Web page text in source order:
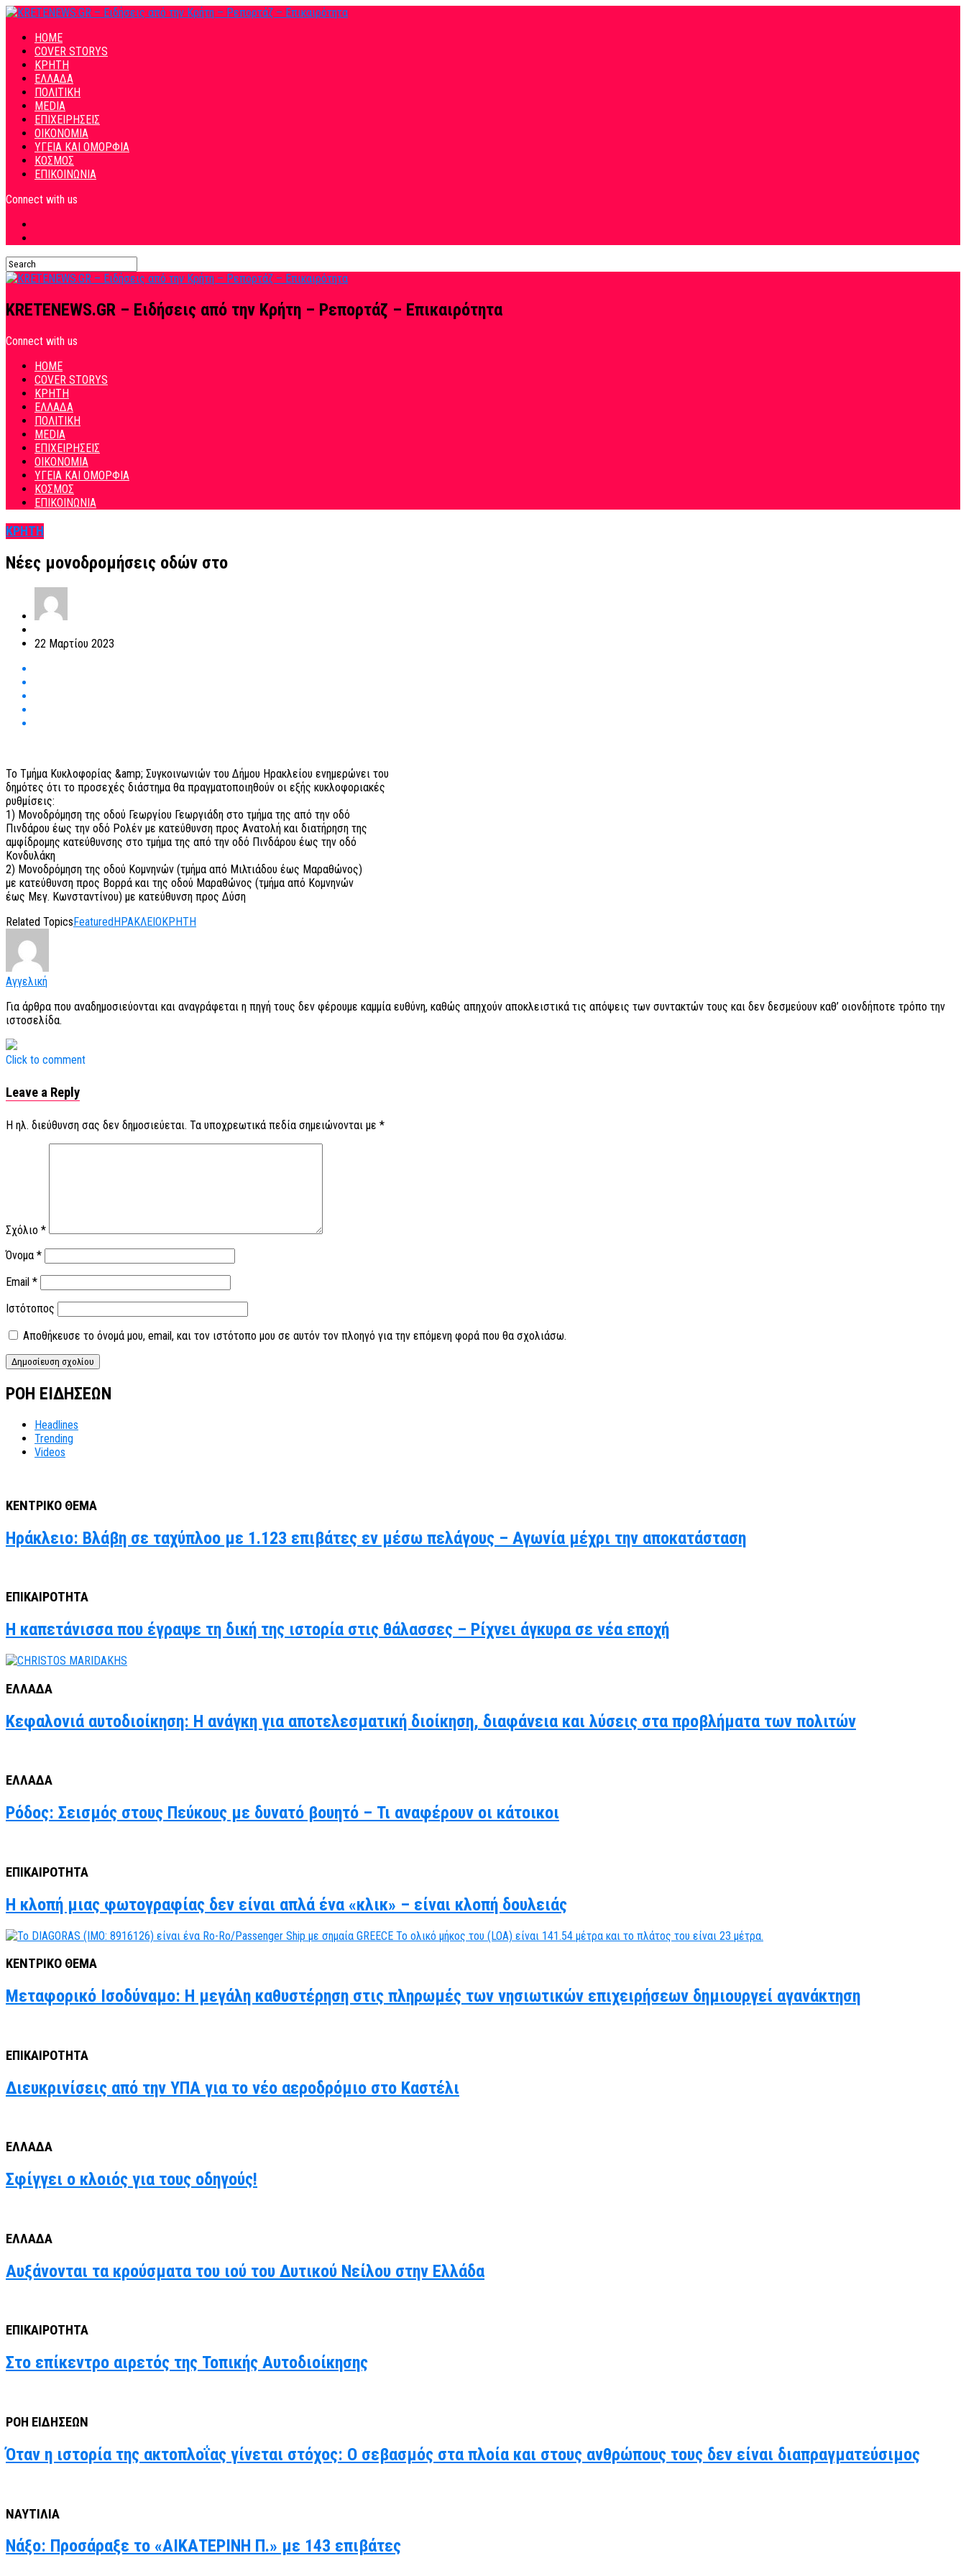
HOME
COVER STORYS
ΚΡΗΤΗ
ΕΛΛΑΔΑ
ΠΟΛΙΤΙΚΗ
MEDIA
ΕΠΙΧΕΙΡΗΣΕΙΣ
ΟΙΚΟΝΟΜΙΑ
ΥΓΕΙΑ ΚΑΙ ΟΜΟΡΦΙΑ
ΚΟΣΜΟΣ
ΕΠΙΚΟΙΝΩΝΙΑ
Connect with us
KRETENEWS.GR – Ειδήσεις από την Κρήτη – Ρεπορτάζ – Επικαιρότητα
Connect with us
HOME
COVER STORYS
ΚΡΗΤΗ
ΕΛΛΑΔΑ
ΠΟΛΙΤΙΚΗ
MEDIA
ΕΠΙΧΕΙΡΗΣΕΙΣ
ΟΙΚΟΝΟΜΙΑ
ΥΓΕΙΑ ΚΑΙ ΟΜΟΡΦΙΑ
ΚΟΣΜΟΣ
ΕΠΙΚΟΙΝΩΝΙΑ
ΚΡΗΤΗ
Νέες μονοδρομήσεις οδών στο
22 Μαρτίου 2023
Το Τμήμα Κυκλοφορίας &amp; Συγκοινωνιών του Δήμου Ηρακλείου ενημερώνει του
δημότες ότι το προσεχές διάστημα θα πραγματοποιηθούν οι εξής κυκλοφοριακές
ρυθμίσεις:
1) Μονοδρόμηση της οδού Γεωργίου Γεωργιάδη στο τμήμα της από την οδό
Πινδάρου έως την οδό Ρολέν με κατεύθυνση προς Ανατολή και διατήρηση της
αμφίδρομης κατεύθυνσης στο τμήμα της από την οδό Πινδάρου έως την οδό
Κονδυλάκη
2) Μονοδρόμηση της οδού Κομνηνών (τμήμα από Μιλτιάδου έως Μαραθώνος)
με κατεύθυνση προς Βορρά και της οδού Μαραθώνος (τμήμα από Κομνηνών
έως Μεγ. Κωνσταντίνου) με κατεύθυνση προς Δύση
Related Topics Featured ΗΡΑΚΛΕΙΟΚΡΗΤΗ
Αγγελική
Για άρθρα που αναδημοσιεύονται και αναγράφεται η πηγή τους δεν φέρουμε καμμία ευθύνη, καθώς απηχούν αποκλειστικά τις απόψεις των συντακτών τους και δεν δεσμεύουν καθ’ οιονδήποτε τρόπο την
ιστοσελίδα.
Click to comment
Leave a Reply
Η ηλ. διεύθυνση σας δεν δημοσιεύεται. Τα υποχρεωτικά πεδία σημειώνονται με *
Σχόλιο *
Όνομα *
Email *
Ιστότοπος
Αποθήκευσε το όνομά μου, email, και τον ιστότοπο μου σε αυτόν τον πλοηγό για την επόμενη φορά που θα σχολιάσω.
ΡΟΗ ΕΙΔΗΣΕΩΝ
Headlines
Trending
Videos
ΚΕΝΤΡΙΚΟ ΘΕΜΑ
Ηράκλειο: Βλάβη σε ταχύπλοο με 1.123 επιβάτες εν μέσω πελάγους – Αγωνία μέχρι την αποκατάσταση
ΕΠΙΚΑΙΡΟΤΗΤΑ
Η καπετάνισσα που έγραψε τη δική της ιστορία στις θάλασσες – Ρίχνει άγκυρα σε νέα εποχή
ΕΛΛΑΔΑ
Κεφαλονιά αυτοδιοίκηση: Η ανάγκη για αποτελεσματική διοίκηση, διαφάνεια και λύσεις στα προβλήματα των πολιτών
ΕΛΛΑΔΑ
Ρόδος: Σεισμός στους Πεύκους με δυνατό βουητό – Τι αναφέρουν οι κάτοικοι
ΕΠΙΚΑΙΡΟΤΗΤΑ
Η κλοπή μιας φωτογραφίας δεν είναι απλά ένα «κλικ» – είναι κλοπή δουλειάς
ΚΕΝΤΡΙΚΟ ΘΕΜΑ
Μεταφορικό Ισοδύναμο: Η μεγάλη καθυστέρηση στις πληρωμές των νησιωτικών επιχειρήσεων δημιουργεί αγανάκτηση
ΕΠΙΚΑΙΡΟΤΗΤΑ
Διευκρινίσεις από την ΥΠΑ για το νέο αεροδρόμιο στο Καστέλι
ΕΛΛΑΔΑ
Σφίγγει ο κλοιός για τους οδηγούς!
ΕΛΛΑΔΑ
Αυξάνονται τα κρούσματα του ιού του Δυτικού Νείλου στην Ελλάδα
ΕΠΙΚΑΙΡΟΤΗΤΑ
Στο επίκεντρο αιρετός της Τοπικής Αυτοδιοίκησης
ΡΟΗ ΕΙΔΗΣΕΩΝ
Όταν η ιστορία της ακτοπλοΐας γίνεται στόχος: Ο σεβασμός στα πλοία και στους ανθρώπους τους δεν είναι διαπραγματεύσιμος
ΝΑΥΤΙΛΙΑ
Νάξο: Προσάραξε το «ΑΙΚΑΤΕΡΙΝΗ Π.» με 143 επιβάτες